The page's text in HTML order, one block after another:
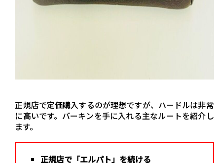
正規店で定価購入するのが理想ですが、ハードルは非常
に高いです。バーキンを手に入れる主なルートを紹介し
ます。
正規店で「エルパト」を続ける